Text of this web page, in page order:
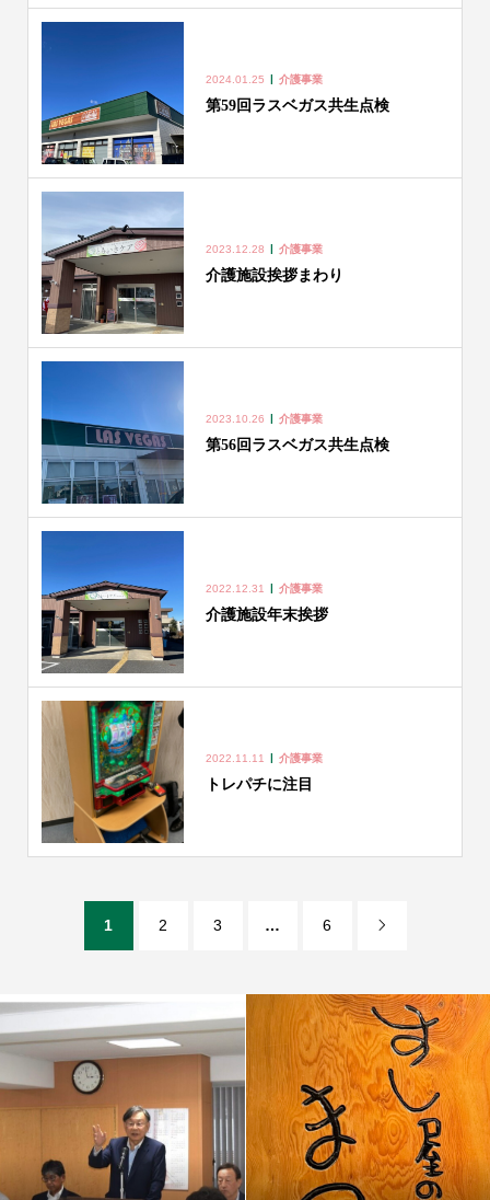
2024.01.25 介護事業
第59回ラスベガス共生点検
2023.12.28 介護事業
介護施設挨拶まわり
2023.10.26 介護事業
第56回ラスベガス共生点検
2022.12.31 介護事業
介護施設年末挨拶
2022.11.11 介護事業
トレパチに注目
1 2 3 … 6 